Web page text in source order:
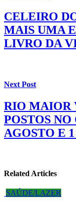
CELEIRO
MAIS UMA
LIVRO DA
Next Post
RIO MAIOR
POSTOS NO
AGOSTO E
Related Articles
SAÚDE/LAZER